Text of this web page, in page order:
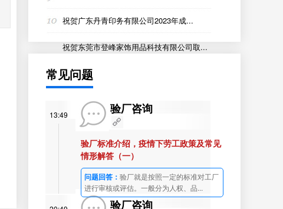
祝贺广东丹青印务有限公司2023年成...
祝贺东莞市登峰家饰用品科技有限公司取...
常见问题
13:49 验厂咨询
验厂标准介绍，疫情下劳工政策及常见
情形解答（一）
问题回答：验厂就是按照一定的标准对工厂
进行审核或评估。一般分为人权、品...
验厂咨询